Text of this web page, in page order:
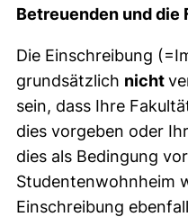
Betreuenden und die
Die Einschreibung
grundsätzlich nicht
sein, dass Ihre
dies vorgeben oder
dies als Bedingung
Studentenwohnheim
Einschreibung